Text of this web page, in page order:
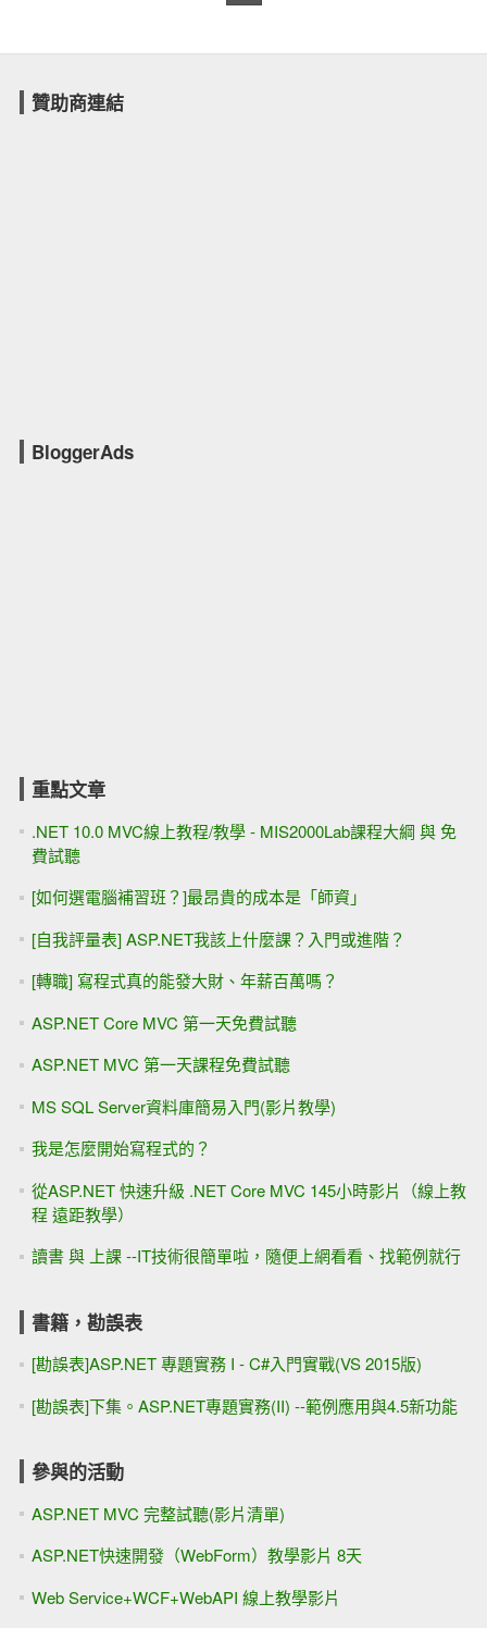
贊助商連結
BloggerAds
重點文章
.NET 10.0 MVC線上教程/教學 - MIS2000Lab課程大綱 與 免
費試聽
[如何選電腦補習班？]最昂貴的成本是「師資」
[自我評量表] ASP.NET我該上什麼課？入門或進階？
[轉職] 寫程式真的能發大財、年薪百萬嗎？
ASP.NET Core MVC 第一天免費試聽
ASP.NET MVC 第一天課程免費試聽
MS SQL Server資料庫簡易入門(影片教學)
我是怎麼開始寫程式的？
從ASP.NET 快速升級 .NET Core MVC 145小時影片（線上教
程 遠距教學）
讀書 與 上課 --IT技術很簡單啦，隨便上網看看、找範例就行
書籍，勘誤表
[勘誤表]ASP.NET 專題實務 I - C#入門實戰(VS 2015版)
[勘誤表]下集。ASP.NET專題實務(II) --範例應用與4.5新功能
參與的活動
ASP.NET MVC 完整試聽(影片清單)
ASP.NET快速開發（WebForm）教學影片 8天
Web Service+WCF+WebAPI 線上教學影片